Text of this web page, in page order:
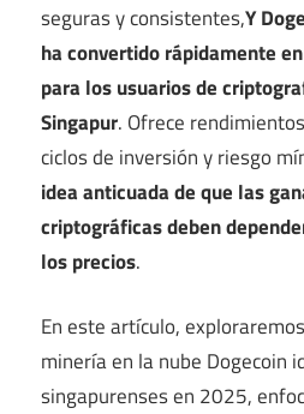
seguras y consistentes,Y
ha convertido rápidamente
para los usuarios de
Singapur. Ofrece
ciclos de inversión y riesgo
idea anticuada de que las
criptográficas deben
los precios.
En este artículo,
minería en la nube Dogecoin
singapurenses en 2025,